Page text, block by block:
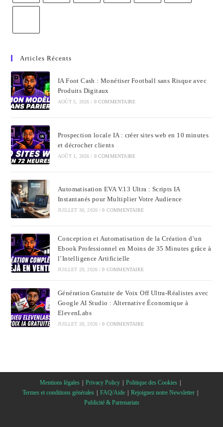
Articles Récents
IA Foot Cash : Monétiser Football sans Risque avec
Produits Digitaux
AOÛT 5, 2026 / 0 COMMENTAIRE
Prospection locale IA : créer sites web en 10 minutes
et décrocher clients
AOÛT 1, 2026 / 0 COMMENTAIRE
Automatisation EVA V.13 Ultra : Scripts IA
Instantanés pour Multiplier Votre Audience
JUILLET 30, 2026 / 0 COMMENTAIRE
Conception et Automatisation de la Création d’un
Ebook Professionnel en Moins de 35 Minutes grâce à
l’Intelligence Artificielle
JUILLET 29, 2026 / 0 COMMENTAIRE
Génération Gratuite de Voix Off Ultra-Réalistes avec
Google AI Studio : Alternative Économique à
ElevenLabs
JUILLET 28, 2026 / 0 COMMENTAIRE
Mentions légales Privacy Policy
Politique des Cookies
Termes et conditions générales
FAQ/Aide
Rejoignez notre Newsletter
Publicité & Partenariats